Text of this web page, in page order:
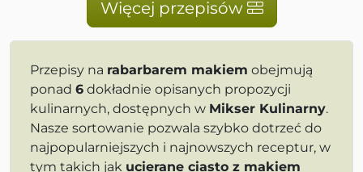
Więcej przepisów
Przepisy na rabarbarem makiem obejmują
ponad 6 dokładnie opisanych propozycji
kulinarnych, dostępnych w Mikser Kulinarny.
Nasze sortowanie pozwala szybko dotrzeć do
najpopularniejszych i najnowszych receptur, w
tym takich jak ucierane ciasto z makiem